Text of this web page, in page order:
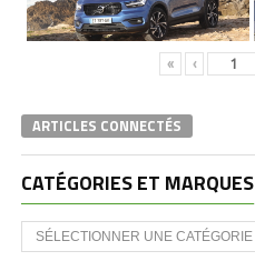
« ‹
ARTICLES CONNECTÉS
CATÉGORIES ET MARQUES
Catégories
et